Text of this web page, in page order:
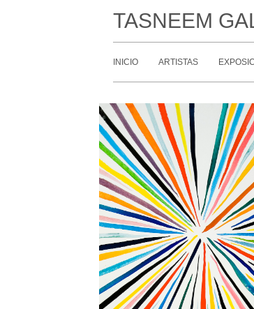
TASNEEM
INICIO ARTISTAS